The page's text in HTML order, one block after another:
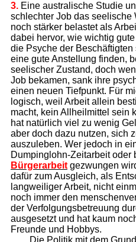
3.Eine australische Studie
schlechter Job das seelische
noch stärker belastet als
dabei hervor, wie wichtig
die Psyche der
eine gute Anstellung finden,
seelischer Zustand, doch
Job bekamen, sank ihre
einen neuen Tiefpunkt. Für
logisch, weil Arbeit allein
macht, kein Allheilmittel sein
hat natürlich viel zu wenig
aber doch dazu nutzen, sich
auszuleben. Wer jedoch in
Dumpinglohn-Zeitarbeit oder
Bürgerarbeitgezwungen
dafür zum Ausgleich, als
langweiliger Arbeit, nicht
noch immer den
der Verfolgungsbetreuung
ausgesetzt und hat kaum
Freunde und Hobbys.
Die Politik mit dem